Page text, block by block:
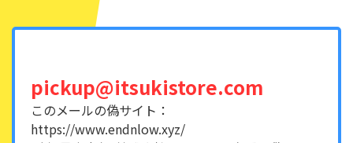
pickup@itsukistore.com
このメールの偽サイト：
https://www.endnlow.xyz/